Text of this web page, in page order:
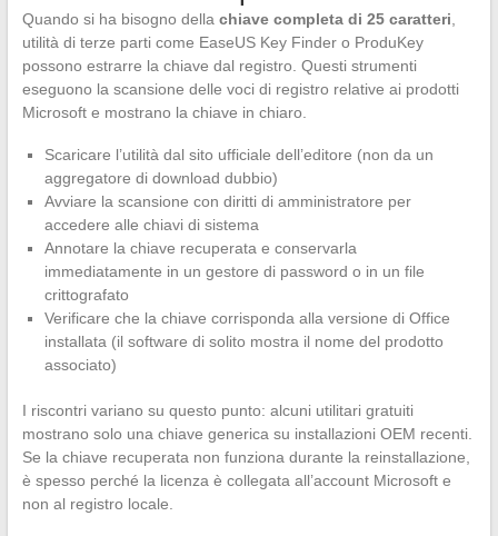
Quando si ha bisogno della chiave completa di 25 caratteri
utilità di terze parti come EaseUS Key Finder o ProduKey
possono estrarre la chiave dal registro. Questi strumenti
eseguono la scansione delle voci di registro relative ai prodotti
Microsoft e mostrano la chiave in chiaro.
Scaricare l’utilità dal sito ufficiale dell’editore (non da un
aggregatore di download dubbio)
Avviare la scansione con diritti di amministratore per
accedere alle chiavi di sistema
Annotare la chiave recuperata e conservarla
immediatamente in un gestore di password o in un file
crittografato
Verificare che la chiave corrisponda alla versione di Office
installata (il software di solito mostra il nome del prodotto
associato)
I riscontri variano su questo punto: alcuni utilitari gratuiti
mostrano solo una chiave generica su installazioni OEM recenti.
Se la chiave recuperata non funziona durante la reinstallazione,
è spesso perché la licenza è collegata all’account Microsoft e
non al registro locale.